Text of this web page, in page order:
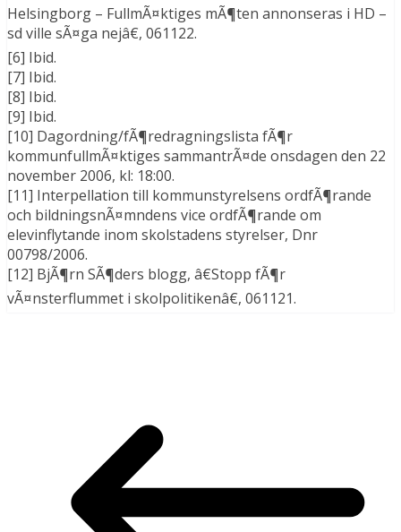
Helsingborg – FullmÃ¤ktiges mÃ¶ten annonseras i HD –
sd ville sÃ¤ga nejâ€, 061122.
[6] Ibid.
[7] Ibid.
[8] Ibid.
[9] Ibid.
[10] Dagordning/fÃ¶redragningslista fÃ¶r
kommunfullmÃ¤ktiges sammantrÃ¤de onsdagen den 22
november 2006, kl: 18:00.
[11] Interpellation till kommunstyrelsens ordfÃ¶rande
och bildningsnÃ¤mndens vice ordfÃ¶rande om
elevinflytande inom skolstadens styrelser, Dnr
00798/2006.
[12] BjÃ¶rn SÃ¶ders blogg, â€Stopp fÃ¶r
vÃ¤nsterflummet i skolpolitikenâ€, 061121.